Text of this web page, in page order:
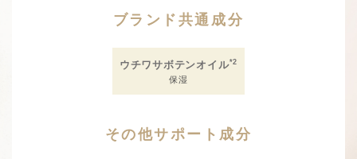
ブランド共通成分
ウチワサボテンオイル*2
保湿
その他サポート成分